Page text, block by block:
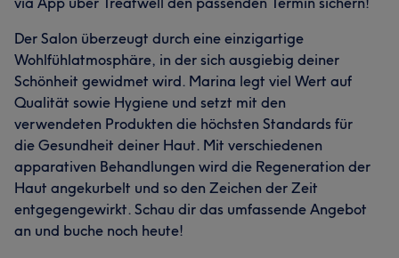
Der Salon überzeugt durch eine einzigartige
Wohlfühlatmosphäre, in der sich ausgiebig deiner
Schönheit gewidmet wird. Marina legt viel Wert auf
Qualität sowie Hygiene und setzt mit den
verwendeten Produkten die höchsten Standards für
die Gesundheit deiner Haut. Mit verschiedenen
apparativen Behandlungen wird die Regeneration der
Haut angekurbelt und so den Zeichen der Zeit
entgegengewirkt. Schau dir das umfassende Angebot
an und buche noch heute!